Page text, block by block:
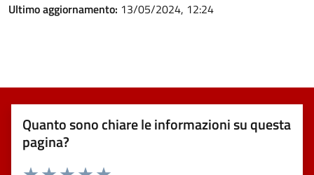
Ultimo aggiornamento: 13/05/2024, 12:24
Quanto sono chiare le informazioni su questa
pagina?